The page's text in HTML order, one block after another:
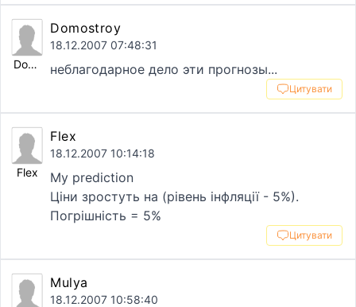
Domostroy
Domostroy
18.12.2007 07:48:31
неблагодарное дело эти прогнозы...
Цитувати
Flex
Flex
18.12.2007 10:14:18
My prediction
Ціни зростуть на (рівень інфляції - 5%).
Погрішність = 5%
Цитувати
Mulya
18.12.2007 10:58:40